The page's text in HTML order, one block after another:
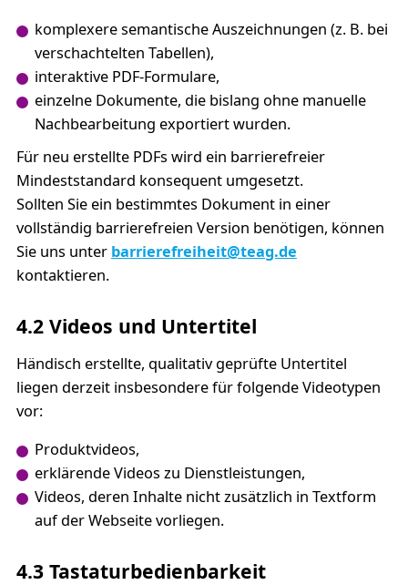
komplexere semantische Auszeichnungen (z. B. bei
verschachtelten Tabellen),
interaktive PDF-Formulare,
einzelne Dokumente, die bislang ohne manuelle
Nachbearbeitung exportiert wurden.
Für neu erstellte PDFs wird ein barrierefreier
Mindeststandard konsequent umgesetzt.
Sollten Sie ein bestimmtes Dokument in einer
vollständig barrierefreien Version benötigen, können
Sie uns unter barrierefreiheit@teag.de
kontaktieren.
4.2 Videos und Untertitel
Händisch erstellte, qualitativ geprüfte Untertitel
liegen derzeit insbesondere für folgende Videotypen
vor:
Produktvideos,
erklärende Videos zu Dienstleistungen,
Videos, deren Inhalte nicht zusätzlich in Textform
auf der Webseite vorliegen.
4.3 Tastaturbedienbarkeit